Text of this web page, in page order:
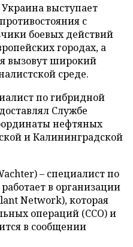
выступает
с
боевых действий
городах, а
вызовут широкий
среде.
по гибридной
Службе
нефтяных
и Калининградской
– специалист по
в организации
Network), которая
операций (ССО) и
в сообщении